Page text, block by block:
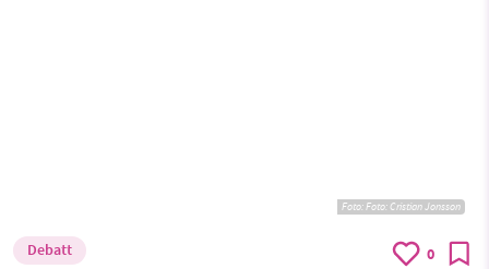
Foto: Foto: Cristian Jonsson
Debatt 0